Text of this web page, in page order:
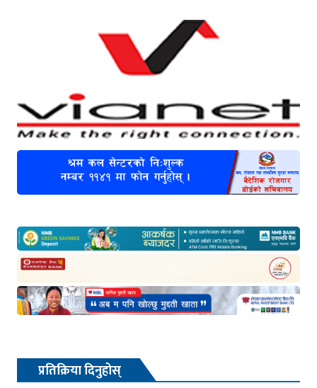
प्रतिक्रिया दिनुहोस्